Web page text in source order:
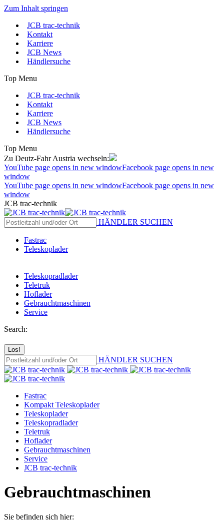
Zum Inhalt springen
JCB trac-technik
Kontakt
Karriere
JCB News
Händlersuche
Top Menu
JCB trac-technik
Kontakt
Karriere
JCB News
Händlersuche
Top Menu
Zu Deutz-Fahr Austria wechseln:
YouTube page opens in new windowFacebook page opens in new
window
YouTube page opens in new windowFacebook page opens in new
window
JCB trac-technik
HÄNDLER SUCHEN
Fastrac
Teleskoplader
Teleskopradlader
Teletruk
Hoflader
Gebrauchtmaschinen
Service
Search:
HÄNDLER SUCHEN
Fastrac
Kompakt Teleskoplader
Teleskoplader
Teleskopradlader
Teletruk
Hoflader
Gebrauchtmaschinen
Service
JCB trac-technik
Gebrauchtmaschinen
Sie befinden sich hier: